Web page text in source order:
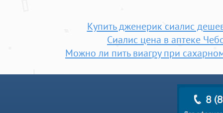
Купить дженерик сиалис
Сиалис цена в аптеке
Можно ли пить виагру при